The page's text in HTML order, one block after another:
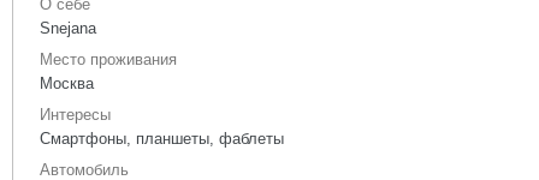
О себе
Snejana
Место проживания
Москва
Интересы
Смартфоны, планшеты, фаблеты
Автомобиль